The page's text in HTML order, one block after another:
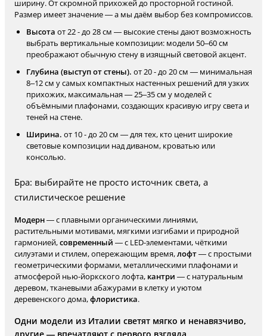
ширину. От скромной прихожей до просторной гостиной.
Размер имеет значение — а мы даём выбор без компромиссов.
Высота от 22 - до 28 см — высокие стены дают возможность
выбрать вертикальные композиции: модели 50–60 см
преображают обычную стену в изящный световой акцент.
Глубина (выступ от стены). от 20 - до 20 см — минимальная
8–12 см у самых компактных настенных решений для узких
прихожих, максимальная — 25–35 см у моделей с
объёмными плафонами, создающих красивую игру света и
теней на стене.
Ширина. от 10 - до 20 см — для тех, кто ценит широкие
световые композиции над диваном, кроватью или
консолью.
Бра: выбирайте не просто источник света, а
стилистическое решение
Модерн— с плавными органическими линиями,
растительными мотивами, мягкими изгибами и природной
гармонией,современный — с LED-элементами, чёткими
силуэтами и стилем, опережающим время,лофт— с простыми
геометрическими формами, металлическими плафонами и
атмосферой нью-йоркского лофта, кантри — с натуральным
деревом, тканевыми абажурами в клетку и уютом
деревенского дома,флористика.
Одни модели из Италии светят мягко и ненавязчиво,